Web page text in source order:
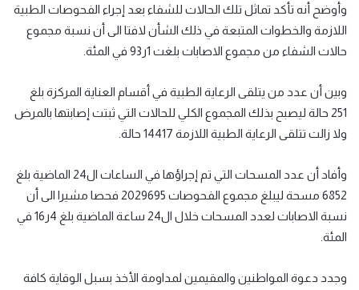
وأوضح أنه تأكد تماثل تلك الحالات للشفاء بعد إجراء الفحوصات الطبية
اللازمة والخطوات المتبعة في ذلك الشأن لافتا الى أن نسبة مجموع
حالات الشفاء من مجموع الاصابات بلغت 1ر93 في المئة.
وبين أن عدد من يتلقى الرعاية الطبية في أقسام العناية المركزة بلغ
251 حالة ليصبح بذلك المجموع الكلي للحالات التي ثبتت إصابتها بالمرض
ولا زالت تتلقى الرعاية الطبية اللازمة 14417 حالة.
وأفاد أن عدد المسحات التي تم إجراؤها في الساعات ال24 الماضية بلغ
6852 مسحة ليبلغ مجموع الفحوصات 2029695 فحصا مشيرا الى أن
نسبة الاصابات لعدد المسحات خلال ال24 ساعة الماضية بلغ 4ر16 في
المئة.
وجدد دعوة المواطنين والمقيمين لمداومة الأخذ بسبل الوقاية كافة